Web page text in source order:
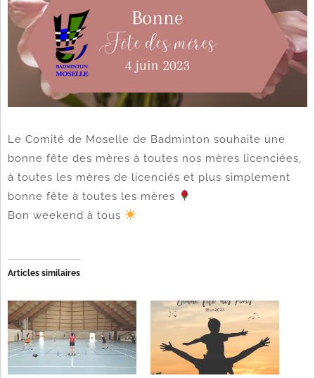
Le Comité de Moselle de Badminton souhaite une
bonne fête des mères à toutes nos mères licenciées,
à toutes les mères de licenciés et plus simplement
bonne fête à toutes les mères
Bon weekend à tous
Articles similaires